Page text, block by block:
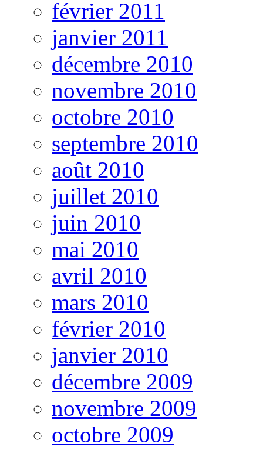
février 2011
janvier 2011
décembre 2010
novembre 2010
octobre 2010
septembre 2010
août 2010
juillet 2010
juin 2010
mai 2010
avril 2010
mars 2010
février 2010
janvier 2010
décembre 2009
novembre 2009
octobre 2009